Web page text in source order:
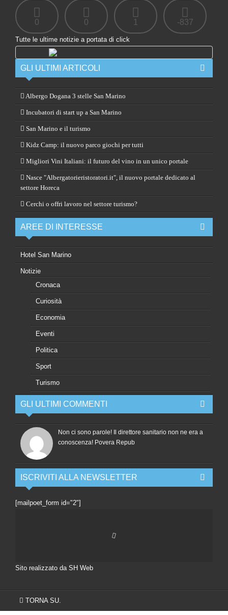
0 0 1 -837
Tutte le ultime notizie a portata di click
GLI ULTIMI ARTICOLI
Albergo Dogana 3 stelle San Marino
Incubatori di start up a San Marino
San Marino e il turismo
Kidz Camp: il nuovo parco giochi per tutti
Migliori Vini Italiani: il futuro del vino in un unico portale
Nasce "Albergatorieristoratori.it", il nuovo portale dedicato al
settore Horeca
Cerchi o offri lavoro nel settore turismo?
AREE DI INTERESSE
Hotel San Marino
Notizie
Cronaca
Curiosità
Economia
Eventi
Politica
Sport
Turismo
GLI ULTIMI COMMENTI
Non ci sono parole! Il direttore sanitario non ne era a
conoscenza! Povera Repub
ISCRIVITI ALLA NEWSLETTER
[mailpoet_form id="2"]
Sito realizzato da SH Web
TORNA SU.